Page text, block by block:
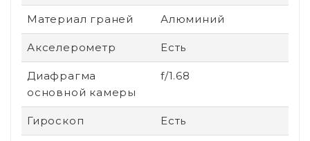
Материал граней Алюминий
Акселерометр Есть
Диафрагма
основной камеры
f/1.68
Гироскоп Есть